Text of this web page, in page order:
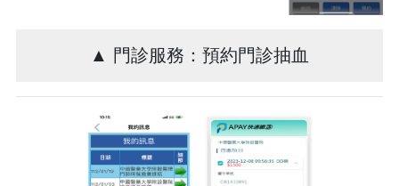
▲ 門診服務：預約門診抽血